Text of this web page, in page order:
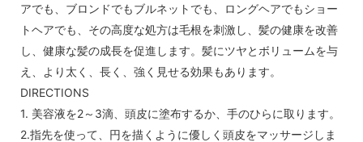
アでも、ブロンドでもブルネットでも、ロングヘアでもショー
トヘアでも、その高度な処方は毛根を刺激し、髪の健康を改善
し、健康な髪の成長を促進します。髪にツヤとボリュームを与
え、より太く、長く、強く見せる効果もあります。
DIRECTIONS
1. 美容液を2～3滴、頭皮に塗布するか、手のひらに取ります。
2.指先を使って、円を描くように優しく頭皮をマッサージしま